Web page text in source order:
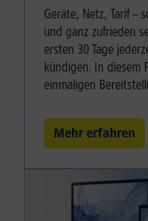
Geräte, Netz, Tarif –
und ganz zufrieden
ersten 30 Tage
kündigen. In diesem
einmaligen
Mehr erfahren